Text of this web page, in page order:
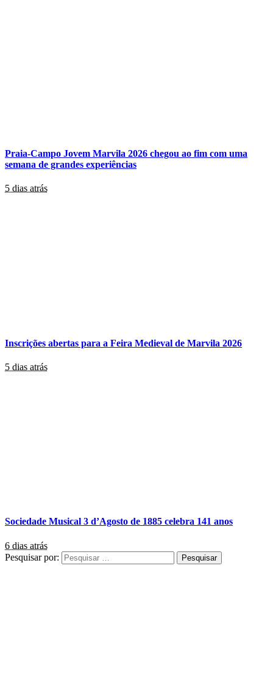
Praia-Campo Jovem Marvila 2026 chegou ao fim com uma
semana de grandes experiências
5 dias atrás
Inscrições abertas para a Feira Medieval de Marvila 2026
5 dias atrás
Sociedade Musical 3 d’Agosto de 1885 celebra 141 anos
6 dias atrás
Pesquisar por: